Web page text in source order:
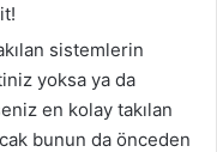
sistemlerin
yoksa ya da
en kolay takılan
bunun da önceden